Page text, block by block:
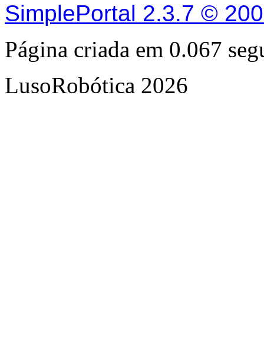
SimplePortal 2.3.7 ©
Página criada em 0.067
LusoRobótica 2026